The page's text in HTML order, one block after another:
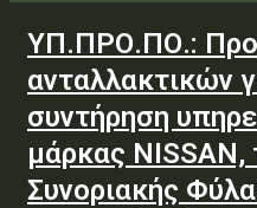
ΥΠ.ΠΡΟ.ΠΟ.:
ανταλλακτικών
συντήρηση
μάρκας
Συνοριακής